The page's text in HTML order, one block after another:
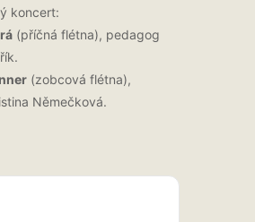
koncert:
(příčná flétna), pedagog
(zobcová flétna),
Němečková.